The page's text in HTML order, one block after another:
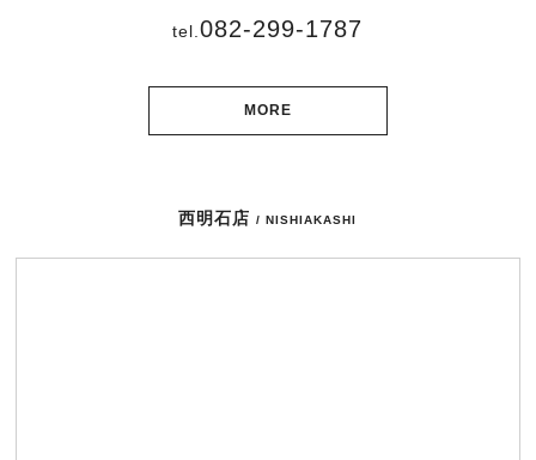
tel.082-299-1787
MORE
西明石店/ NISHIAKASHI